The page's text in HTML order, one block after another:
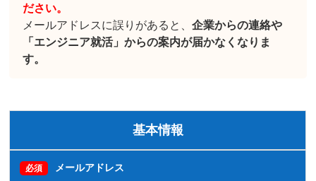
ださい。
メールアドレスに誤りがあると、企業からの連絡や
「エンジニア就活」からの案内が届かなくなりま
す。
基本情報
必須 メールアドレス